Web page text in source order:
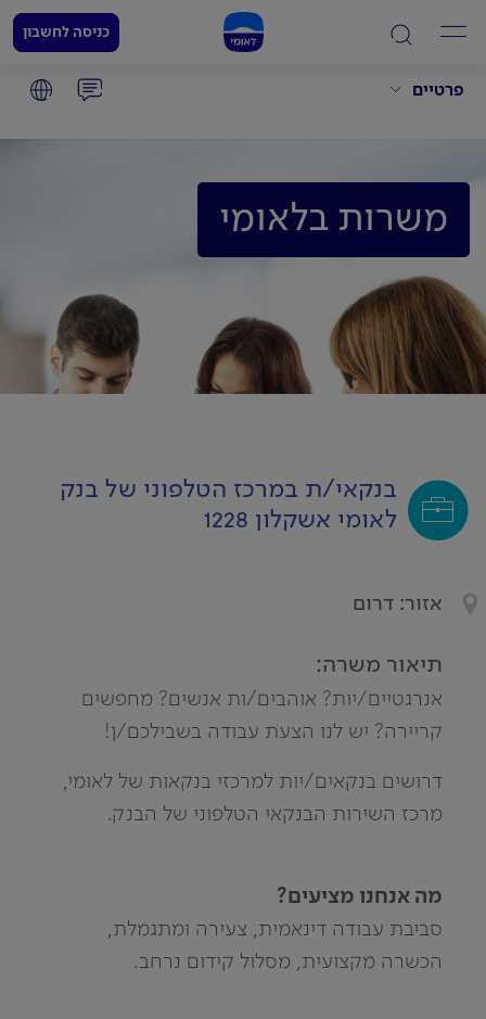
פרטיים
כניסה לחשבון
משרות בלאומי
בנקאי/ת במרכז הטלפוני של בנק
לאומי אשקלון 1228
אזור: דרום
תיאור משרה:
אנרגטיים/יות? אוהבים/ות אנשים? מחפשים
קריירה? יש לנו הצעת עבודה בשבילכם/ן!
דרושים בנקאים/יות למרכזי בנקאות של לאומי,
מרכז השירות הבנקאי הטלפוני של הבנק.
מה אנחנו מציעים?
סביבת עבודה דינאמית, צעירה ומתגמלת,
הכשרה מקצועית, מסלול קידום נרחב.